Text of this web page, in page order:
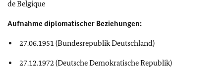
de Belgique
Aufnahme diplomatischer Beziehungen:
27.06.1951 (Bundesrepublik Deutschland)
27.12.1972 (Deutsche Demokratische Republik)